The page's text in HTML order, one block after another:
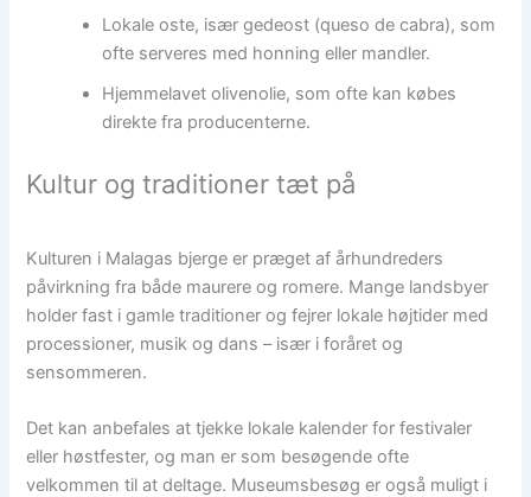
Lokale oste, især gedeost (queso de cabra), som
ofte serveres med honning eller mandler.
Hjemmelavet olivenolie, som ofte kan købes
direkte fra producenterne.
Kultur og traditioner tæt på
Kulturen i Malagas bjerge er præget af århundreders
påvirkning fra både maurere og romere. Mange landsbyer
holder fast i gamle traditioner og fejrer lokale højtider med
processioner, musik og dans – især i foråret og
sensommeren.
Det kan anbefales at tjekke lokale kalender for festivaler
eller høstfester, og man er som besøgende ofte
velkommen til at deltage. Museumsbesøg er også muligt i